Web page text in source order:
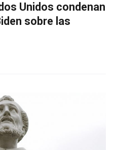
Unidos condenan
sobre las